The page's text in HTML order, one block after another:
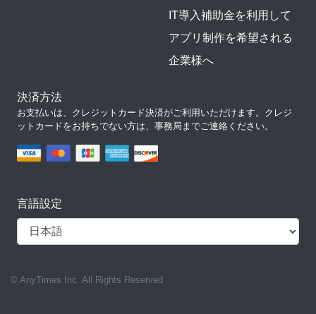
IT導入補助金を利用して
アプリ制作を希望される
企業様へ
決済方法
お支払いは、クレジットカード決済がご利用いただけます。クレジ
ットカードをお持ちでない方は、事務局までご連絡ください。
言語設定
© AnyTimes Inc. All Rights Reserved